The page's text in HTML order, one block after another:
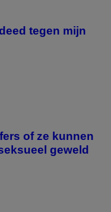
tegen mijn
of ze kunnen
geweld